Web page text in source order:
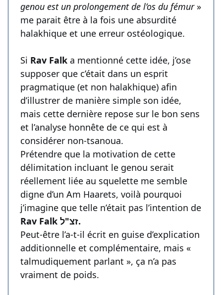
genou est un prolongement de l’os du fémur »
me parait être à la fois une absurdité
halakhique et une erreur ostéologique.
Si Rav Falk a mentionné cette idée, j’ose
supposer que c’était dans un esprit
pragmatique (et non halakhique) afin
d’illustrer de manière simple son idée,
mais cette dernière repose sur le bon sens
et l’analyse honnête de ce qui est à
considérer non-tsanoua.
Prétendre que la motivation de cette
délimitation incluant le genou serait
réellement liée au squelette me semble
digne d’un Am Haarets, voilà pourquoi
j’imagine que telle n’était pas l’intention de
Rav Falk זצ"ל.
Peut-être l’a-t-il écrit en guise d’explication
additionnelle et complémentaire, mais «
talmudiquement parlant », ça n’a pas
vraiment de poids.